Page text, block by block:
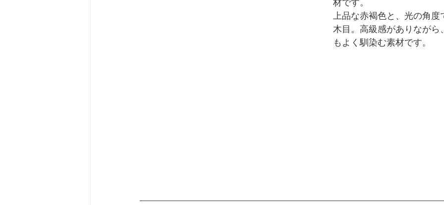
材です。
上品な赤褐色と、光の角
木目。高級感がありながら
もよく馴染む素材です。